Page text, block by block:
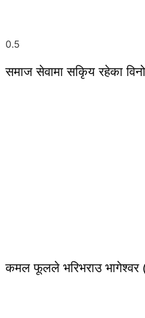
समाज सेवामा सकिृय रहेका
कमल फूलले भरिभराउ भागेश्वर